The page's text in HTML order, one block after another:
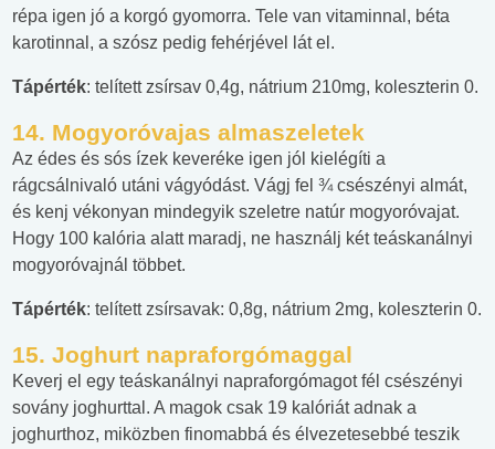
répa igen jó a korgó gyomorra. Tele van vitaminnal, béta
karotinnal, a szósz pedig fehérjével lát el.
Tápérték: telített zsírsav 0,4g, nátrium 210mg, koleszterin 0.
14. Mogyoróvajas almaszeletek
Az édes és sós ízek keveréke igen jól kielégíti a
rágcsálnivaló utáni vágyódást. Vágj fel ¾ csészényi almát,
és kenj vékonyan mindegyik szeletre natúr mogyoróvajat.
Hogy 100 kalória alatt maradj, ne használj két teáskanálnyi
mogyoróvajnál többet.
Tápérték: telített zsírsavak: 0,8g, nátrium 2mg, koleszterin 0.
15. Joghurt napraforgómaggal
Keverj el egy teáskanálnyi napraforgómagot fél csészényi
sovány joghurttal. A magok csak 19 kalóriát adnak a
joghurthoz, miközben finomabbá és élvezetesebbé teszik